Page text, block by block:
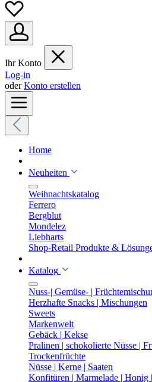
Ihr Konto
Log-in
oderKonto erstellen
Home
Neuheiten
Weihnachtskatalog
Ferrero
Bergblut
Mondelez
Liebharts
Shop-Retail Produkte &
Katalog
Nuss-| Gemüse- |
Herzhafte Snacks | Mischungen
Sweets
Markenwelt
Gebäck | Kekse
Pralinen | schokolierte Nüsse |
Trockenfrüchte
Nüsse | Kerne | Saaten
Konfitüren | Marmelade | Honig